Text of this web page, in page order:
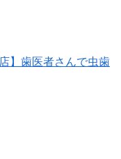
】歯医者さんで虫歯